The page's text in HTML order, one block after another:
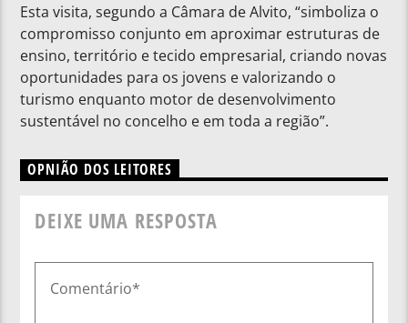
Esta visita, segundo a Câmara de Alvito, “simboliza o
compromisso conjunto em aproximar estruturas de
ensino, território e tecido empresarial, criando novas
oportunidades para os jovens e valorizando o
turismo enquanto motor de desenvolvimento
sustentável no concelho e em toda a região”.
OPNIÃO DOS LEITORES
DEIXE UMA RESPOSTA